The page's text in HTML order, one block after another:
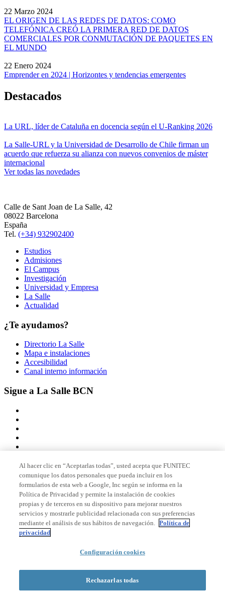
22 Marzo 2024
EL ORIGEN DE LAS REDES DE DATOS: COMO
TELEFÓNICA CREÓ LA PRIMERA RED DE DATOS
COMERCIALES POR CONMUTACIÓN DE PAQUETES EN
EL MUNDO
22 Enero 2024
Emprender en 2024 | Horizontes y tendencias emergentes
Destacados
La URL, líder de Cataluña en docencia según el U-Ranking 2026
La Salle-URL y la Universidad de Desarrollo de Chile firman un
acuerdo que refuerza su alianza con nuevos convenios de máster
internacional
Ver todas las novedades
Calle de Sant Joan de La Salle, 42
08022 Barcelona
España
Tel. (+34) 932902400
Estudios
Admisiones
El Campus
Investigación
Universidad y Empresa
La Salle
Actualidad
¿Te ayudamos?
Directorio La Salle
Mapa e instalaciones
Accesibilidad
Canal interno información
Sigue a La Salle BCN
Miembro de
Acreditaciones
© 2026 La Salle Campus Barcelona - URL |
Formulario de búsqueda
Al hacer clic en “Aceptarlas todas”, usted acepta que FUNITEC
comunique los datos personales que pueda incluir en los
formularios de esta web a Google, Inc según se informa en la
Política de Privacidad y permite la instalación de cookies
propias y de terceros en su dispositivo para mejorar nuestros
servicios y mostrarle publicidad relacionada con sus preferencias
mediante el análisis de sus hábitos de navegación. Política de
privacidad
Configuración cookies
Rechazarlas todas